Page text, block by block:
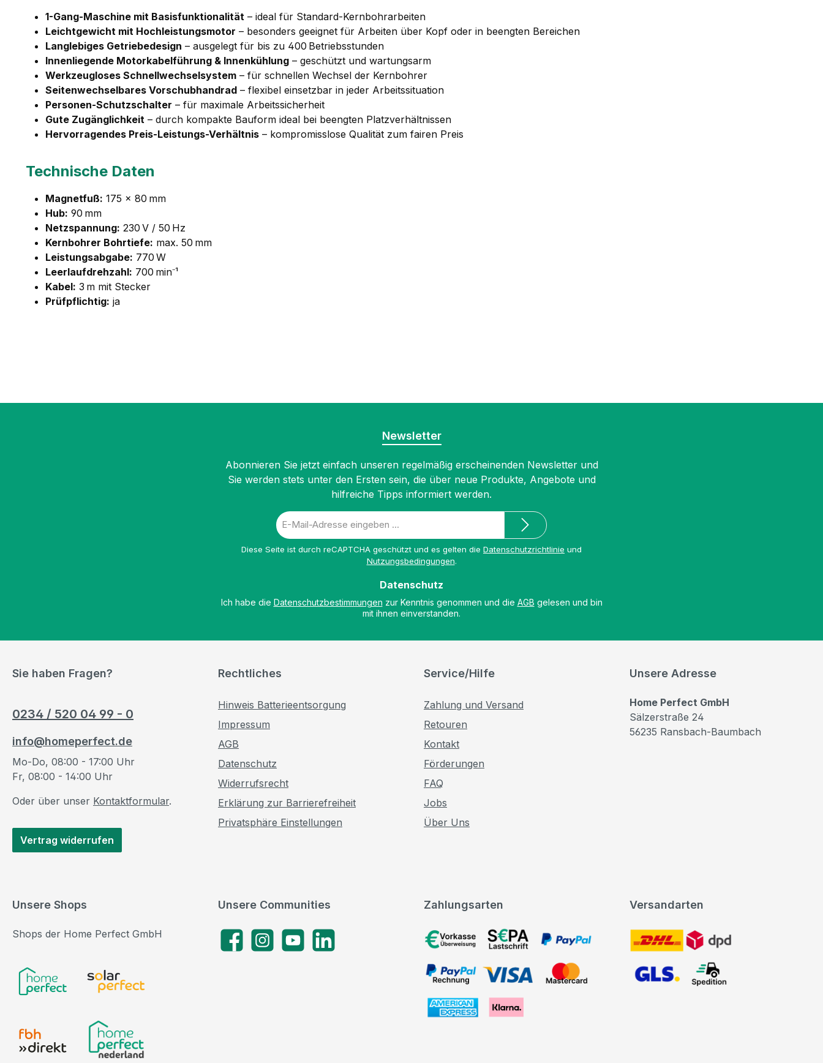
1-Gang-Maschine mit Basisfunktionalität – ideal für Standard-Kernbohrarbeiten
Leichtgewicht mit Hochleistungsmotor – besonders geeignet für Arbeiten über Kopf oder in beengten Bereichen
Langlebiges Getriebedesign – ausgelegt für bis zu 400 Betriebsstunden
Innenliegende Motorkabelführung & Innenkühlung – geschützt und wartungsarm
Werkzeugloses Schnellwechselsystem – für schnellen Wechsel der Kernbohrer
Seitenwechselbares Vorschubhandrad – flexibel einsetzbar in jeder Arbeitssituation
Personen-Schutzschalter – für maximale Arbeitssicherheit
Gute Zugänglichkeit – durch kompakte Bauform ideal bei beengten Platzverhältnissen
Hervorragendes Preis-Leistungs-Verhältnis – kompromisslose Qualität zum fairen Preis
Technische Daten
Magnetfuß: 175 × 80 mm
Hub: 90 mm
Netzspannung: 230 V / 50 Hz
Kernbohrer Bohrtiefe: max. 50 mm
Leistungsabgabe: 770 W
Leerlaufdrehzahl: 700 min⁻¹
Kabel: 3 m mit Stecker
Prüfpflichtig: ja
Newsletter
Abonnieren Sie jetzt einfach unseren regelmäßig erscheinenden Newsletter und
Sie werden stets unter den Ersten sein, die über neue Produkte, Angebote und
hilfreiche Tipps informiert werden.
E-
Mail-
Diese Seite ist durch reCAPTCHA geschützt und es gelten die Datenschutzrichtlinie und
Nutzungsbedingungen.
Datenschutz
Ich habe die Datenschutzbestimmungen zur Kenntnis genommen und die AGB gelesen und bin
mit ihnen einverstanden.
Sie haben Fragen?
0234 / 520 04 99 - 0
info@homeperfect.de
Mo-Do, 08:00 - 17:00 Uhr
Fr, 08:00 - 14:00 Uhr
Oder über unser Kontaktformular.
Vertrag widerrufen
Rechtliches
Hinweis Batterieentsorgung
Impressum
AGB
Datenschutz
Widerrufsrecht
Erklärung zur Barrierefreiheit
Privatsphäre Einstellungen
Service/Hilfe
Zahlung und Versand
Retouren
Kontakt
Förderungen
FAQ
Jobs
Über Uns
Zahlungsarten
Vorkasse, SEPA-Lastschrift, PayPal
Versandarten
Unsere Adresse
Home Perfect GmbH
Sälzerstraße 24
56235 Ransbach-Baumbach
Unsere Communities
FacebookInstagramYouTubeLinkedIn
Unsere Shops
Shops der Home Perfect GmbH